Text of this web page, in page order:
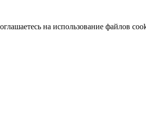
на использование файлов